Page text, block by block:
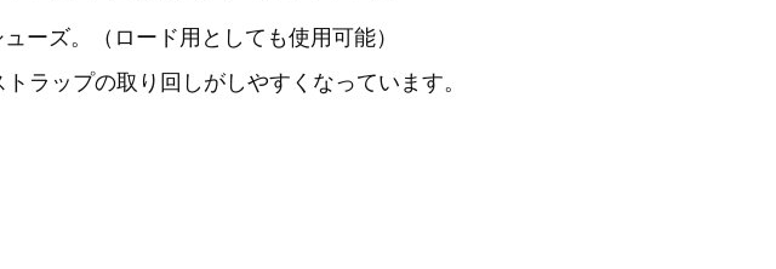
ーズ。（ロード用としても使用可能）
ラップの取り回しがしやすくなっています。